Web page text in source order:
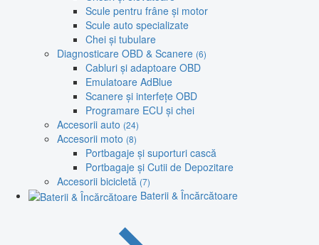
Scule pentru frâne și motor
Scule auto specializate
Chei și tubulare
Diagnosticare OBD & Scanere (6)
Cabluri și adaptoare OBD
Emulatoare AdBlue
Scanere și interfețe OBD
Programare ECU și chei
Accesorii auto (24)
Accesorii moto (8)
Portbagaje și suporturi cască
Portbagaje și Cutii de Depozitare
Accesorii bicicletă (7)
Baterii & Încărcătoare